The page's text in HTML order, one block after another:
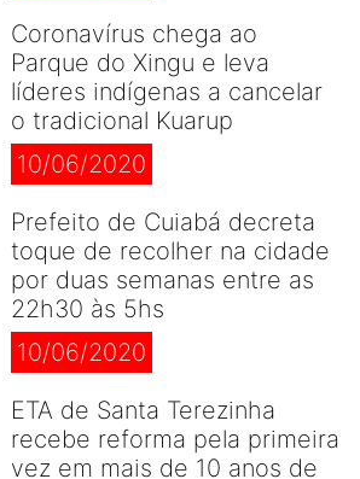
Coronavírus chega ao
Parque do Xingu e leva
líderes indígenas a cancelar
o tradicional Kuarup
10/06/2020
Prefeito de Cuiabá decreta
toque de recolher na cidade
por duas semanas entre as
22h30 às 5hs
10/06/2020
ETA de Santa Terezinha
recebe reforma pela primeira
vez em mais de 10 anos de